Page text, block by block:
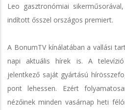
Leo gasztronómiai
indított ősszel országos premiert.
A BonumTV kínálatában a vallási
napi aktuális hírek is. A
jelentkező saját gyártású
pont lehessen. Ezért
nézőinek minden vasárnap heti